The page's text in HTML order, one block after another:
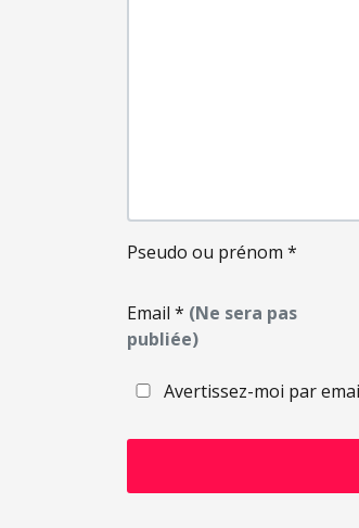
Pseudo ou prénom *
Email * (Ne sera pas
publiée)
Avertissez-moi par